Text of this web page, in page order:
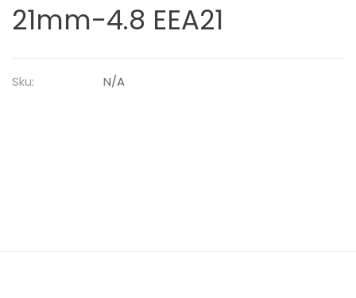
21mm-4.8 EEA21
Sku: N/A